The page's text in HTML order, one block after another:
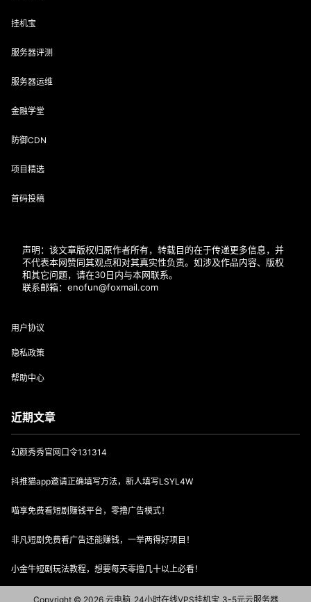
挂机宝
服务器评测
服务器运维
金融学堂
防御CDN
项目精选
首码投稿
声明：该文章版权归原作者所有，转载目的在于传递更多信息，并
不代表本网赞同其观点和对其真实性负责。如涉及作品内容、版权
和其它问题，请在30日内与本网联系。
联系邮箱：enofun@foxmail.com
用户协议
隐私政策
帮助中心
近期文章
幻颜秀秀官网口令131314
抖推猫app邀请正确填写方法，新人填写LSYL4W
喵享免费看短剧赚钱平台，零撸广告模式！
非凡短剧免费看广告还能赚钱，一举两得好项目！
小金牛短剧玩法教程，想要每天零撸几十以上必看！
Copyright © 2026云电脑_24小时在线VPS挂机宝_3-5元云服务器